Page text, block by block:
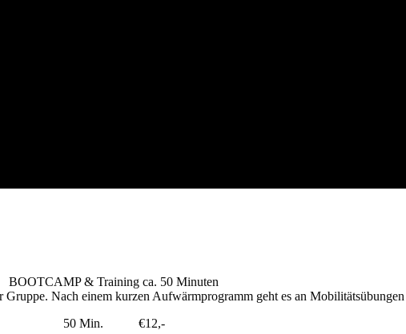
BOOTCAMP & Training ca. 50 Minuten
Nach einem kurzen Aufwärmprogramm geht es an
50 Min. €12,-